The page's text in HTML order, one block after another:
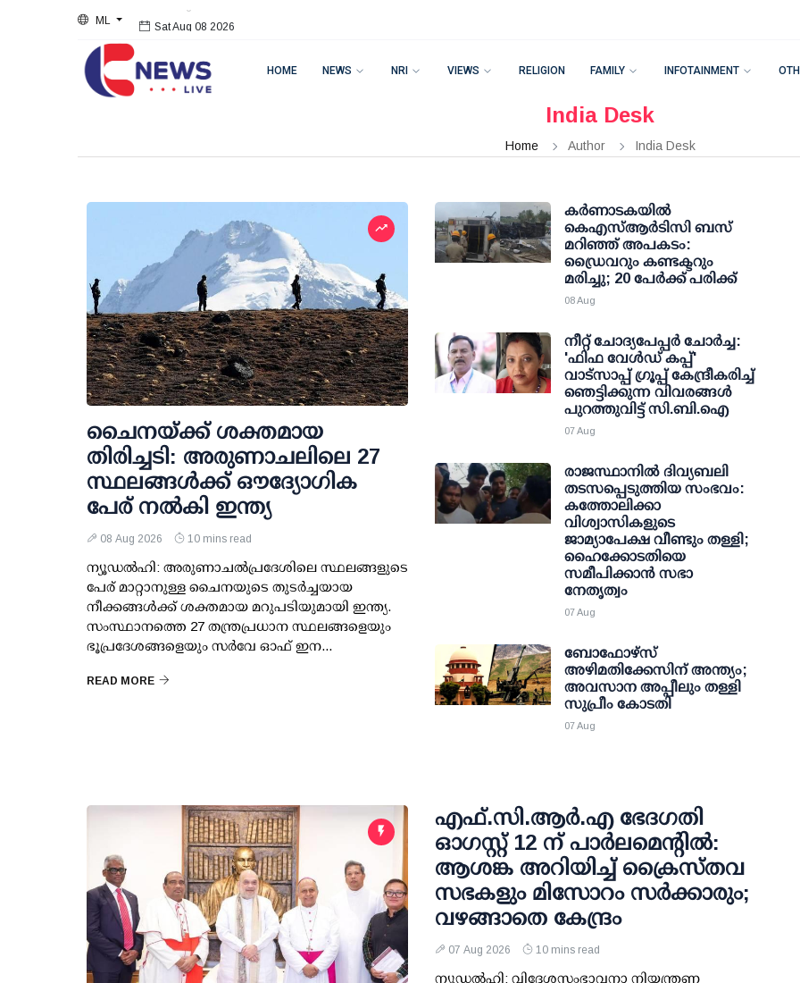
ML Sat Aug 08 2026
HOME NEWS NRI VIEWS RELIGION FAMILY INFOTAINMENT
India Desk
Home Author India Desk
ചൈനയ്ക്ക് ശക്തമായ
തിരിച്ചടി: അരുണാചലിലെ 27
സ്ഥലങ്ങള്‍ക്ക് ഔദ്യോഗിക
പേര് നല്‍കി ഇന്ത്യ
08 Aug 2026 10 mins read
ന്യൂഡല്‍ഹി: അരുണാചല്‍പ്രദേശിലെ സ്ഥലങ്ങളുടെ
പേര് മാറ്റാനുള്ള ചൈനയുടെ തുടര്‍ച്ചയായ
നീക്കങ്ങള്‍ക്ക് ശക്തമായ മറുപടിയുമായി ഇന്ത്യ.
സംസ്ഥാനത്തെ 27 തന്ത്രപ്രധാന സ്ഥലങ്ങളെയും
ഭൂപ്രദേശങ്ങളെയും സര്‍വേ ഓഫ് ഇന...
READ MORE
കര്‍ണാടകയില്‍
കെഎസ്ആര്‍ടിസി ബസ്
മറിഞ്ഞ് അപകടം:
ഡ്രൈവറും കണ്ടക്ടറും
മരിച്ചു; 20 പേര്‍ക്ക് പരിക്ക്
08 Aug
നീറ്റ് ചോദ്യപേപ്പര്‍ ചോര്‍ച്ച:
'ഫിഫ വേള്‍ഡ് കപ്പ്'
വാട്സാപ്പ് ഗ്രൂപ്പ് കേന്ദ്രീകരിച്ച്
ഞെട്ടിക്കുന്ന വിവരങ്ങള്‍
പുറത്തുവിട്ട് സി.ബി.ഐ
07 Aug
രാജസ്ഥാനിൽ ദിവ്യബലി
തടസപ്പെടുത്തിയ സംഭവം:
കത്തോലിക്കാ
വിശ്വാസികളുടെ
ജാമ്യാപേക്ഷ വീണ്ടും തള്ളി;
ഹൈക്കോടതിയെ
സമീപിക്കാൻ സഭാ
നേതൃത്വം
07 Aug
ബോഫോഴ്സ്
അഴിമതിക്കേസിന് അന്ത്യം;
അവസാന അപ്പീലും തള്ളി
സുപ്രീം കോടതി
07 Aug
എഫ്.സി.ആര്‍.എ ഭേദഗതി
ഓഗസ്റ്റ് 12 ന് പാര്‍ലമെന്റില്‍:
ആശങ്ക അറിയിച്ച് ക്രൈസ്തവ
സഭകളും മിസോറം സര്‍ക്കാരും;
വഴങ്ങാതെ കേന്ദ്രം
07 Aug 2026 10 mins read
ന്യൂഡല്‍ഹി: വിദേശസംഭാവനാ നിയന്ത്രണ